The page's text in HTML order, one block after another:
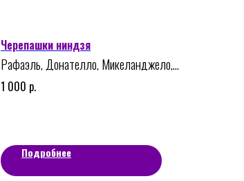
Черепашки ниндзя
Рафаэль, Донателло, Микеланджело,
Леонардо
1 000 р.
Подробнее